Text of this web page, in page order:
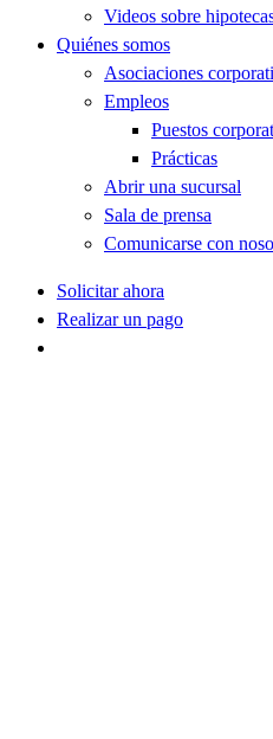
Videos sobre
Quiénes somos
Asociaciones
Empleos
Puestos
Prácticas
Abrir una sucursal
Sala de prensa
Comunicarse con
Solicitar ahora
Realizar un pago